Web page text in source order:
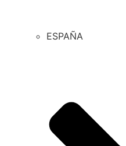
ESPAÑA